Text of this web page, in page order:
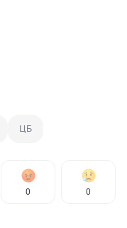
ЦБ
0 0